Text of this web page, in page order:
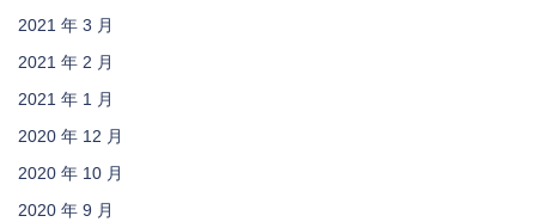
2021 年 3 月
2021 年 2 月
2021 年 1 月
2020 年 12 月
2020 年 10 月
2020 年 9 月